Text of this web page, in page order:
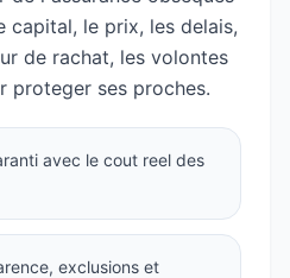
capital, le prix, les delais,
de rachat, les volontes
proteger ses proches.
avec le cout reel des
exclusions et